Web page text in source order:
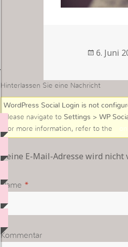
6. Juni
Hinterlassen Sie eine Nachricht
WordPress Social Login is not
Please navigate to Settings > WP
For more information, refer to the
Deine E-Mail-Adresse wird
Name *
Kommentar